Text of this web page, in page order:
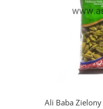
Ali Baba